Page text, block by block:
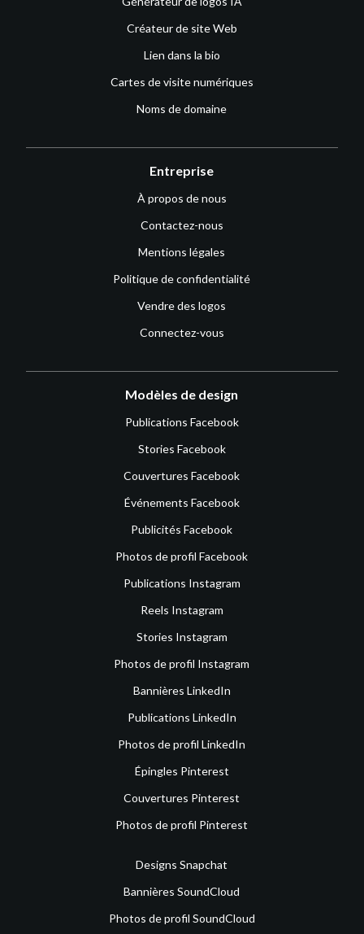
Créateur de site Web
Lien dans la bio
Cartes de visite numériques
Noms de domaine
Entreprise
À propos de nous
Contactez-nous
Mentions légales
Politique de confidentialité
Vendre des logos
Connectez-vous
Modèles de design
Publications Facebook
Stories Facebook
Couvertures Facebook
Événements Facebook
Publicités Facebook
Photos de profil Facebook
Publications Instagram
Reels Instagram
Stories Instagram
Photos de profil Instagram
Bannières LinkedIn
Publications LinkedIn
Photos de profil LinkedIn
Épingles Pinterest
Couvertures Pinterest
Photos de profil Pinterest
Designs Snapchat
Bannières SoundCloud
Photos de profil SoundCloud